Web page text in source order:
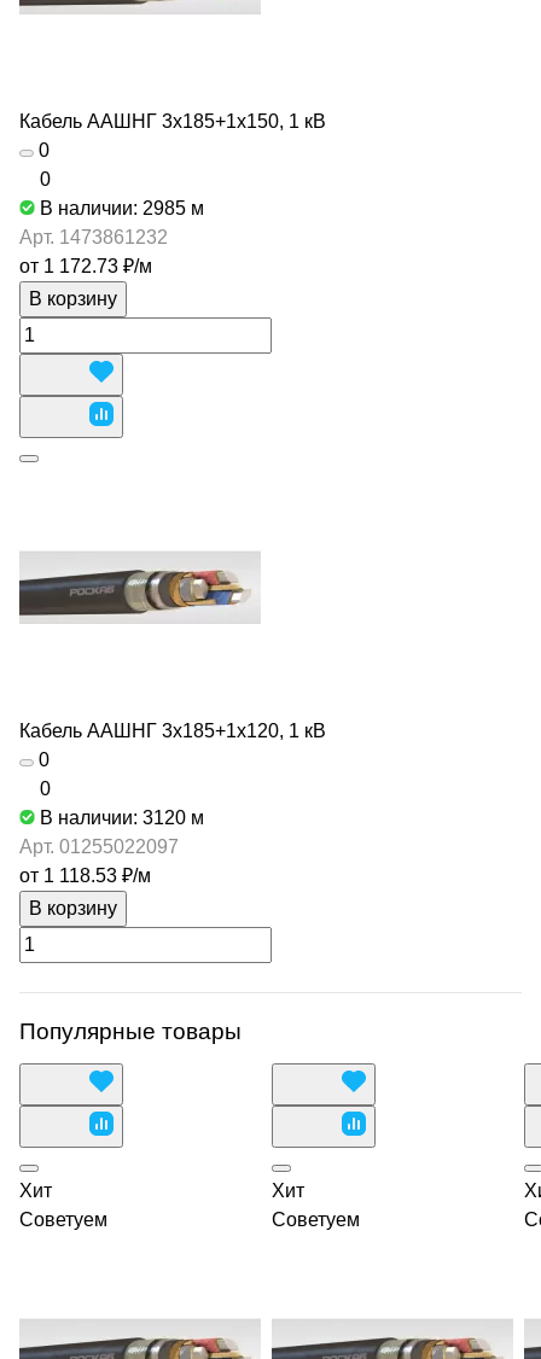
Кабель ААШНГ 3х185+1х150, 1 кВ
0
0
В наличии: 2985 м
Арт. 1473861232
от 1 172.73 ₽/м
В корзину
Кабель ААШНГ 3х185+1х120, 1 кВ
0
0
В наличии: 3120 м
Арт. 01255022097
от 1 118.53 ₽/м
В корзину
Популярные товары
Хит
Советуем
Хит
Советуем